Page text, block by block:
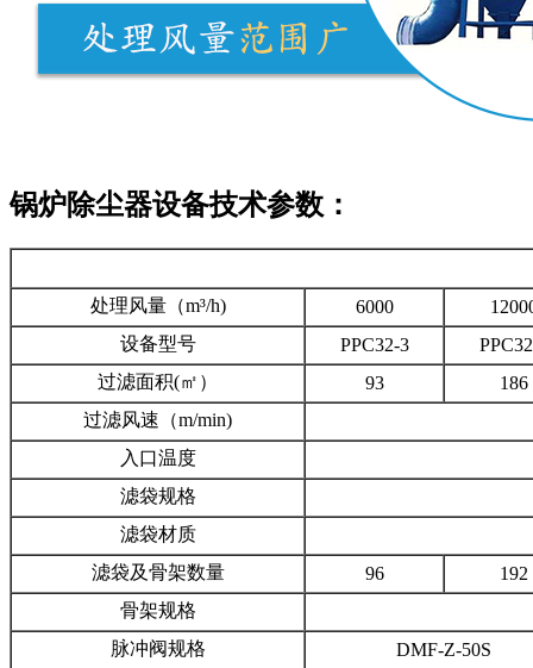
锅炉除尘器设备技术参数：
处理风量（m³/h) 6000
设备型号
PPC32-3
过滤面积(㎡）
93
186
过滤风速（m/min)
入口温度
滤袋规格
滤袋材质
滤袋及骨架数量
96
192
骨架规格
脉冲阀规格
DMF-Z-50S